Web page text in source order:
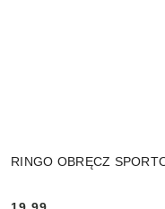
RINGO OBRĘCZ